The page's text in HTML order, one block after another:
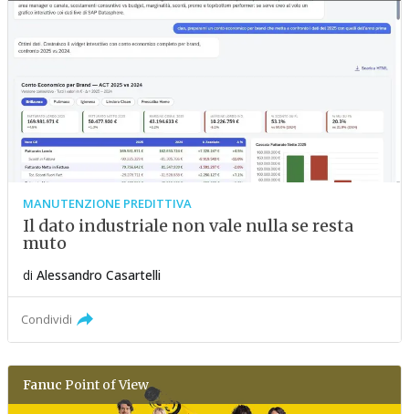
MANUTENZIONE PREDITTIVA
Il dato industriale non vale nulla se resta
muto
di Alessandro Casartelli
Condividi
Fanuc Point of View